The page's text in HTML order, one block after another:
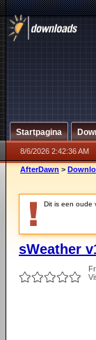
Startpagina
8/6/2026 2:42:36 AM
AfterDawn >
Dit is een oude
sWeather